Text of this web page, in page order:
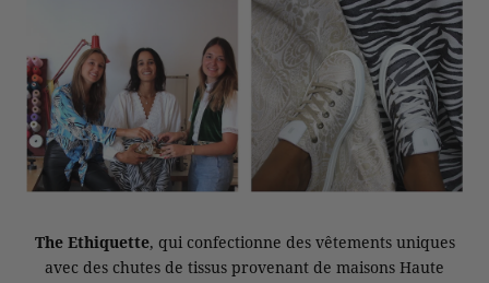
The Ethiquette, qui confectionne des vêtements uniques
avec des chutes de tissus provenant de maisons Haute